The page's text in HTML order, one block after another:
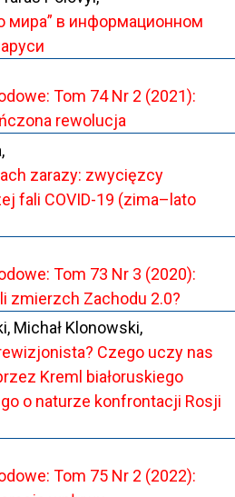
мира” в информационном
Tom 74 Nr 2 (2021):
rewolucja
zarazy: zwycięzcy
fali COVID-19 (zima–lato
Tom 73 Nr 3 (2020):
zmierzch Zachodu 2.0?
Michał Klonowski,
Czego uczy nas
Kreml białoruskiego
o naturze konfrontacji Rosji
Tom 75 Nr 2 (2022):